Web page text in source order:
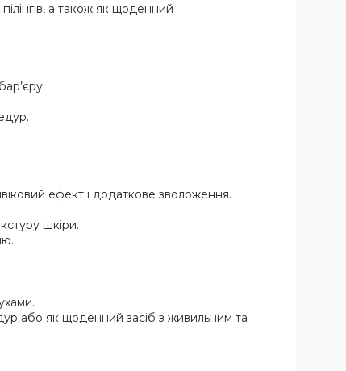
а також як щоденний
ефект і додаткове зволоження.
шкіри.
або як щоденний засіб з живильним та